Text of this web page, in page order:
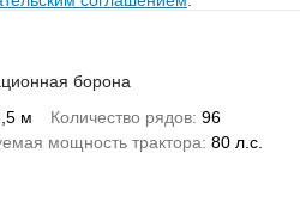
борона
м Количество рядов 96
мощность трактора 80 л.с.